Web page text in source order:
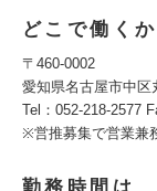
どこで働くか
〒460-0002
愛知県名古屋市中区
Tel：052-218-2577
※営推募集で営業兼